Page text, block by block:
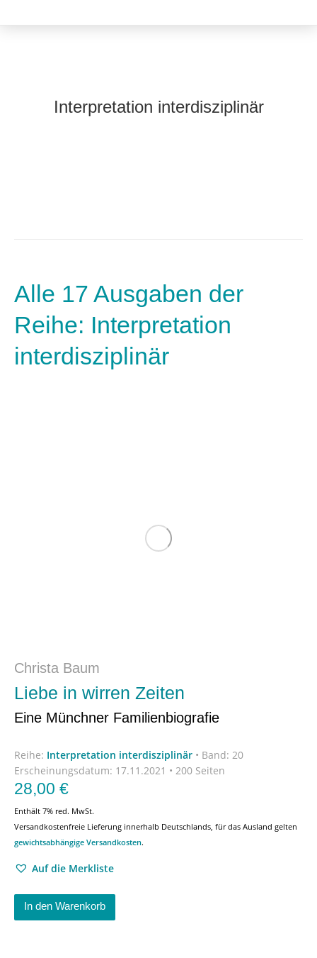
Interpretation interdisziplinär
Alle 17 Ausgaben der
Reihe: Interpretation
interdisziplinär
Christa Baum
Liebe in wirren Zeiten
Eine Münchner Familienbiografie
Reihe: Interpretation interdisziplinär • Band: 20
Erscheinungsdatum: 17.11.2021 • 200 Seiten
28,00 €
Enthält 7% red. MwSt.
Versandkostenfreie Lieferung innerhalb Deutschlands, für das Ausland gelten
gewichtsabhängige Versandkosten.
Auf die Merkliste
In den Warenkorb